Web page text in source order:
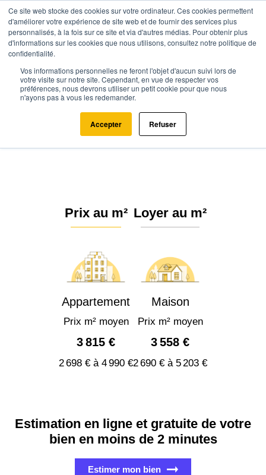
Ce site web stocke des cookies sur votre ordinateur. Ces cookies permettent
d'améliorer votre expérience de site web et de fournir des services plus
personnalisés, à la fois sur ce site et via d'autres médias. Pour obtenir plus
d'informations sur les cookies que nous utilisons, consultez notre politique de
confidentialité.
Vos informations personnelles ne feront l'objet d'aucun suivi lors de
votre visite sur notre site. Cependant, en vue de respecter vos
préférences, nous devrons utiliser un petit cookie pour que nous
n'ayons pas à vous les redemander.
Accepter Refuser
Agence.immo Prix immobilier Provence-Alpes-Côte d'Azur
Bouches-du-Rhône Fontvieille (13990)
Estimation immobilière à
Fontvieille : Prix m² 2026
Prix au m²
Appartement
Prix m² moyen
3 815 €
2 698 € à 4 990 €
Loyer au m²
Maison
Prix m² moyen
3 558 €
2 690 € à 5 203 €
Estimation en ligne et gratuite de votre
bien en moins de 2 minutes
Estimer mon bien